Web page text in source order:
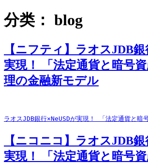
分类： blog
【ニフティ】ラオスJDB
実現！ 「法定通貨と暗号
理の金融新モデル
ラオスJDB銀行×NeUSDが実現！ 「法定通貨と暗
【ニコニコ】ラオスJDB
実現！ 「法定通貨と暗号